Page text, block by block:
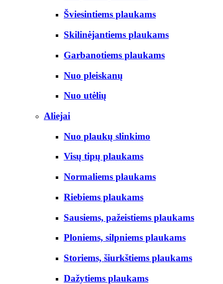
Šviesintiems plaukams
Skilinėjantiems plaukams
Garbanotiems plaukams
Nuo pleiskanų
Nuo utėlių
Aliejai
Nuo plaukų slinkimo
Visų tipų plaukams
Normaliems plaukams
Riebiems plaukams
Sausiems, pažeistiems plaukams
Ploniems, silpniems plaukams
Storiems, šiurkštiems plaukams
Dažytiems plaukams